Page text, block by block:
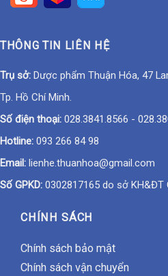
THÔNG TIN LIÊN HỆ
Trụ sở: Dược phẩm Thuận Hóa, 47
Tp. Hồ Chí Minh.
Số điện thoại: 028.3841.8566 -
Hotline: 093 266 84 98
Email: lienhe.thuanhoa@gmail.com
Số GPKD: 0302817165 do sở
CHÍNH SÁCH
Chính sách bảo mật
Chính sách vận chuyển